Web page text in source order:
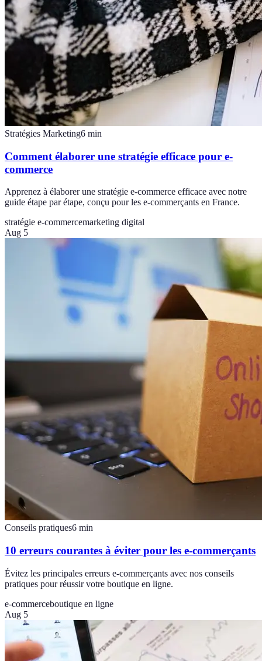
Stratégies Marketing6 min
Comment élaborer une stratégie efficace pour e-
commerce
Apprenez à élaborer une stratégie e-commerce efficace avec notre
guide étape par étape, conçu pour les e-commerçants en France.
stratégie e-commercemarketing digital
Aug 5
Conseils pratiques6 min
10 erreurs courantes à éviter pour les e-commerçants
Évitez les principales erreurs e-commerçants avec nos conseils
pratiques pour réussir votre boutique en ligne.
e-commerceboutique en ligne
Aug 5